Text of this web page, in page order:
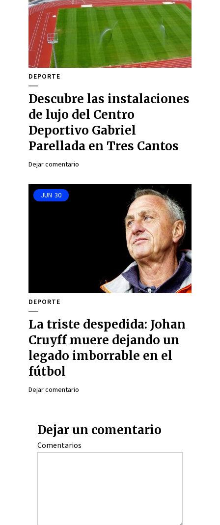
DEPORTE
Descubre las instalaciones
de lujo del Centro
Deportivo Gabriel
Parellada en Tres Cantos
Dejar comentario
JUN 30
DEPORTE
La triste despedida: Johan
Cruyff muere dejando un
legado imborrable en el
fútbol
Dejar comentario
Dejar un comentario
Comentarios